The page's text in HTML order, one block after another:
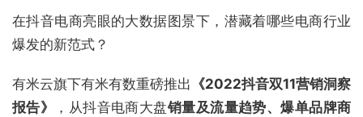
在抖音电商亮眼的大数据图景下，潜藏着哪些电商行业
爆发的新范式？
有米云旗下有米有数重磅推出 《2022抖音双11营销洞察
报告》
，从抖音电商大盘销量及流量趋势、爆单品牌商